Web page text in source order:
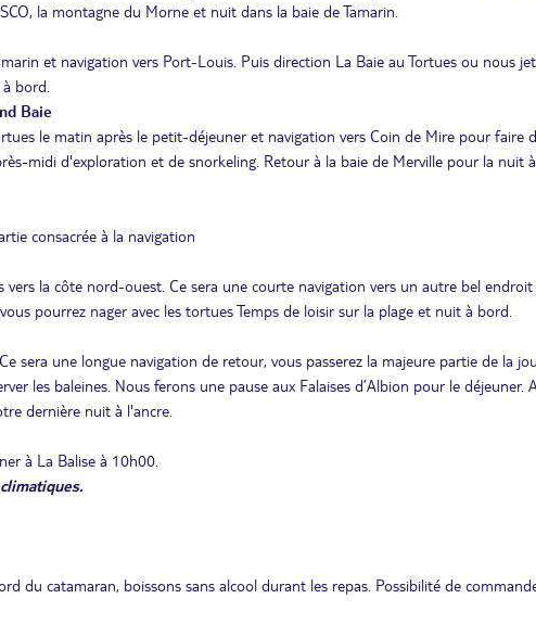
la montagne du Morne et nuit dans la baie de Tamarin.
et navigation vers Port-Louis. Puis direction La Baie au Tortues ou nous
bord.
Baie
le matin après le petit-déjeuner et navigation vers Coin de Mire pour faire
midi d'exploration et de snorkeling. Retour à la baie de Merville pour la nuit à
consacrée à la navigation
la côte nord-ouest. Ce sera une courte navigation vers un autre bel endroit
pourrez nager avec les tortues Temps de loisir sur la plage et nuit à bord.
sera une longue navigation de retour, vous passerez la majeure partie de la
les baleines. Nous ferons une pause aux Falaises d’Albion pour le déjeuner.
dernière nuit à l'ancre.
à La Balise à 10h00.
du catamaran, boissons sans alcool durant les repas. Possibilité de